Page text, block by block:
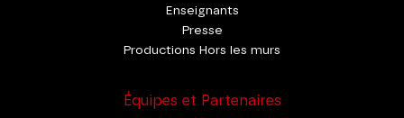
Enseignants
Presse
Productions Hors les murs
Équipes et Partenaires